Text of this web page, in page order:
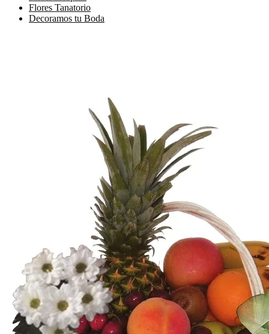
Flores Tanatorio
Decoramos tu Boda